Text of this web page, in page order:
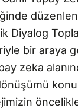
Diyalog
bir araya
zeka